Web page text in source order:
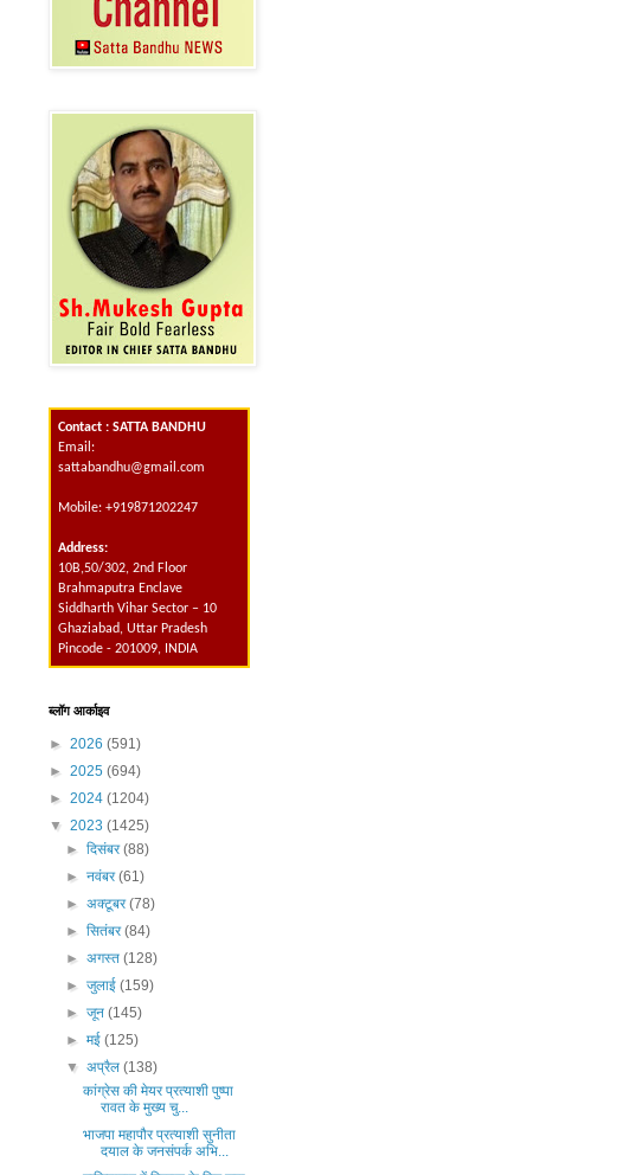
Contact : SATTA BANDHU
Email:
sattabandhu@gmail.com
Mobile: +919871202247
Address:
10B,50/302, 2nd Floor
Brahmaputra Enclave
Siddharth Vihar Sector – 10
Ghaziabad, Uttar Pradesh
Pincode - 201009, INDIA
ब्लॉग आर्काइव
► 2026 (591)
► 2025 (694)
► 2024 (1204)
▼ 2023 (1425)
► दिसंबर(88)
► नवंबर(61)
► अक्टूबर(78)
► सितंबर(84)
► अगस्त (128)
► जुलाई (159)
► जून (145)
► मई (125)
▼ अप्रैल (138)
कांग्रेस की मेयर प्रत्याशी पुष्पा
रावत के मुख्य चु...
भाजपा महापौर प्रत्याशी सुनीता
दयाल के जनसंपर्क अभि...